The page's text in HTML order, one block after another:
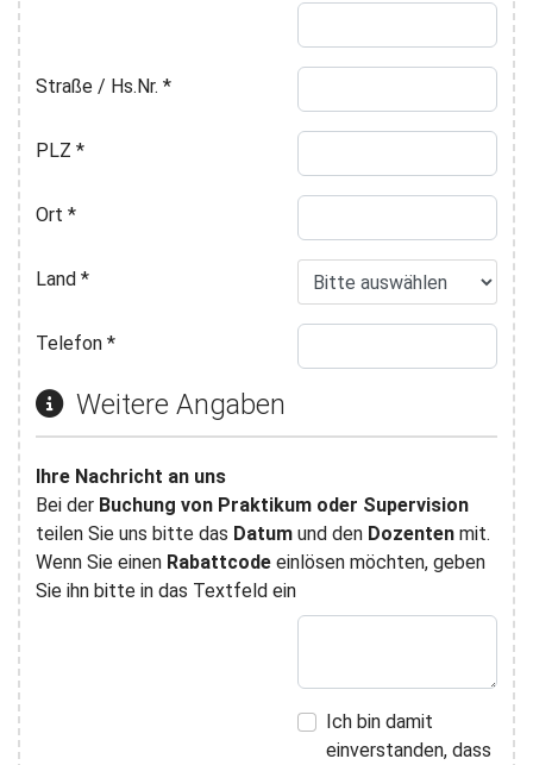
Straße / Hs.Nr. *
PLZ *
Ort *
Land*
Telefon*
Weitere Angaben
Ihre Nachricht an uns
Bei der Buchung von Praktikum oder Supervision
teilen Sie uns bitte das Datum und den Dozentenmit.
Wenn Sie einen Rabattcodeeinlösen möchten, geben
Sie ihn bitte in das Textfeld ein
Ich bin damit
einverstanden, dass